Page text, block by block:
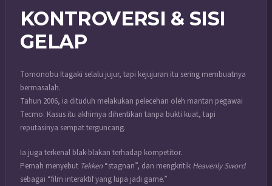
KONTROVERSI & SISI
GELAP
Tomonobu Itagaki selalu jujur, tapi kejujuran itu sering membuatnya
bermasalah.
Tahun 2006, ia dituduh melakukan pelecehan oleh mantan pegawai
Tecmo. Kasus itu akhirnya dihentikan tanpa bukti kuat, tapi
reputasinya sempat terguncang.
Ia juga terkenal blak-blakan terhadap kompetitor.
Pernah menyebut Tekken “stagnan”, dan mengkritik Heavenly Sword
sebagai “film interaktif yang lupa jadi game.”